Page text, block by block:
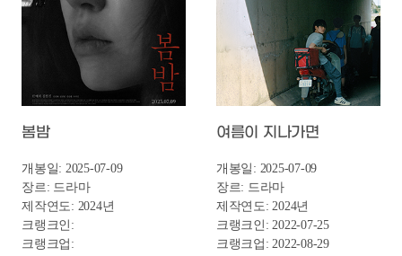
최우록, 정준, 고서희, 강길우